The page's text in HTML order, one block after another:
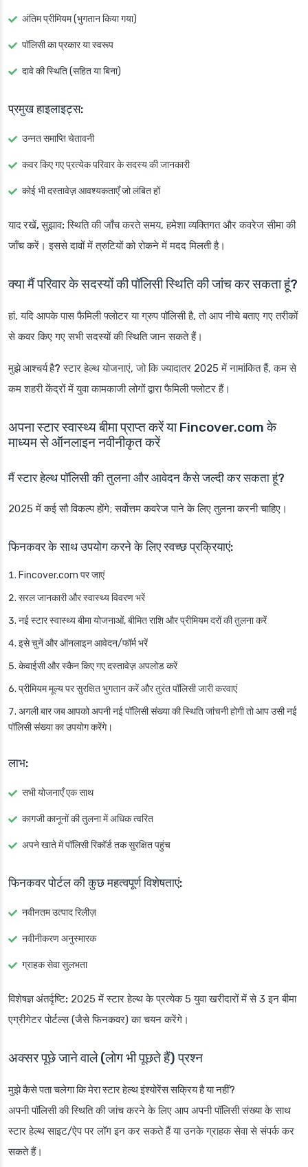
अंतिम प्रीमियम (भुगतान किया गया)
पॉलिसी का प्रकार या स्वरूप
दावे की स्थिति (सहित या बिना)
प्रमुख हाइलाइट्स:
उन्नत समाप्ति चेतावनी
कवर किए गए प्रत्येक परिवार के सदस्य की जानकारी
कोई भी दस्तावेज़ आवश्यकताएँ जो लंबित हों
याद रखें, सुझाव: स्थिति की जाँच करते समय, हमेशा व्यक्तिगत और कवरेज सीमा की
जाँच करें। इससे दावों में त्रुटियों को रोकने में मदद मिलती है।
क्या मैं परिवार के सदस्यों की पॉलिसी स्थिति की जांच कर सकता हूं?
हां, यदि आपके पास फैमिली फ्लोटर या ग्रुप पॉलिसी है, तो आप नीचे बताए गए तरीकों
से कवर किए गए सभी सदस्यों की स्थिति जान सकते हैं।
मुझे आश्चर्य है? स्टार हेल्थ योजनाएं, जो कि ज्यादातर 2025 में नामांकित हैं, कम से
कम शहरी केंद्रों में युवा कामकाजी लोगों द्वारा फैमिली फ्लोटर हैं।
अपना स्टार स्वास्थ्य बीमा प्राप्त करें या Fincover.com के
माध्यम से ऑनलाइन नवीनीकृत करें
मैं स्टार हेल्थ पॉलिसी की तुलना और आवेदन कैसे जल्दी कर सकता हूं?
2025 में कई सौ विकल्प होंगे; सर्वोत्तम कवरेज पाने के लिए तुलना करनी चाहिए।
फिनकवर के साथ उपयोग करने के लिए स्वच्छ प्रक्रियाएं:
Fincover.com पर जाएं
सरल जानकारी और स्वास्थ्य विवरण भरें
नई स्टार स्वास्थ्य बीमा योजनाओं, बीमित राशि और प्रीमियम दरों की तुलना करें
इसे चुनें और ऑनलाइन आवेदन/फॉर्म भरें
केवाईसी और स्कैन किए गए दस्तावेज़ अपलोड करें
प्रीमियम मूल्य पर सुरक्षित भुगतान करें और तुरंत पॉलिसी जारी करवाएं
अगली बार जब आपको अपनी नई पॉलिसी संख्या की स्थिति जांचनी होगी तो आप उसी नई
पॉलिसी संख्या का उपयोग करेंगे।
लाभ:
सभी योजनाएँ एक साथ
कागजी कानूनों की तुलना में अधिक त्वरित
अपने खाते में पॉलिसी रिकॉर्ड तक सुरक्षित पहुंच
फिनकवर पोर्टल की कुछ महत्वपूर्ण विशेषताएं:
नवीनतम उत्पाद रिलीज़
नवीनीकरण अनुस्मारक
ग्राहक सेवा सुलभता
विशेषज्ञ अंतर्दृष्टि: 2025 में स्टार हेल्थ के प्रत्येक 5 युवा खरीदारों में से 3 इन बीमा
एग्रीगेटर पोर्टल्स (जैसे फिनकवर) का चयन करेंगे।
अक्सर पूछे जाने वाले (लोग भी पूछते हैं) प्रश्न
मुझे कैसे पता चलेगा कि मेरा स्टार हेल्थ इंश्योरेंस सक्रिय है या नहीं?
अपनी पॉलिसी की स्थिति की जांच करने के लिए आप अपनी पॉलिसी संख्या के साथ
स्टार हेल्थ साइट/ऐप पर लॉग इन कर सकते हैं या उनके ग्राहक सेवा से संपर्क कर
सकते हैं।